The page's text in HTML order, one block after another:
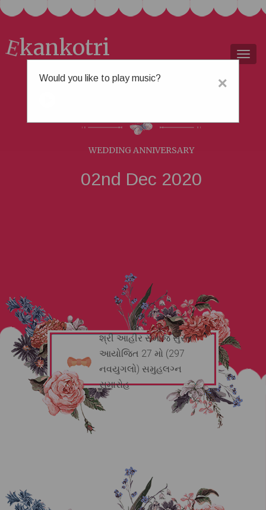
×
Would you like to play music?
Ekankotri
WEDDING ANNIVERSARY
02nd Dec 2020
શ્રી આહીર સમાજ સુરત
આયોજિત 27 મો (297
નવયુગલો) સમુહલગ્ન
સમારોહ